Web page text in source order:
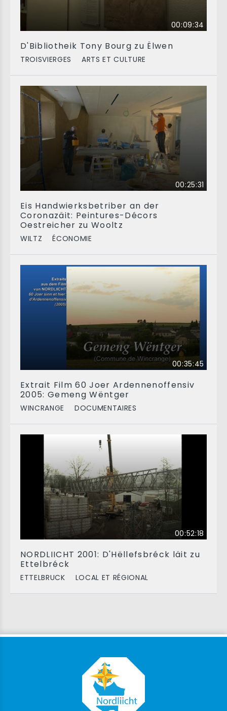
00:09:34
D'Bibliotheik Tony Bourg zu Ëlwen
TROISVIERGES ARTS ET CULTURE
00:25:31
Eis Handwierksbetriber an der
Coronazäit: Peintures-Décors
Oestreicher zu Wooltz
WILTZ ÉCONOMIE
00:35:45
Extrait Film 60 Joer Ardennenoffensiv
2005: Gemeng Wëntger
WINCRANGE DOCUMENTAIRES
00:52:18
NORDLIICHT 2001: D'Hëllefsbréck läit zu
Ettelbréck
ETTELBRUCK LOCAL ET RÉGIONAL